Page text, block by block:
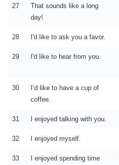
27
That sounds like a long
day!
28 I'd like to ask you a favor.
29 I'd like to hear from you.
30
I’d like to have a cup of
coffee.
31 I enjoyed talking with you.
32 I enjoyed myself.
33
I enjoyed spending time